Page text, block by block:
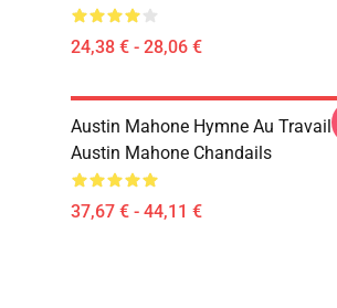
24,38 € - 28,06 €
Austin Mahone Hymne Au Travail
Austin Mahone Chandails
37,67 € - 44,11 €